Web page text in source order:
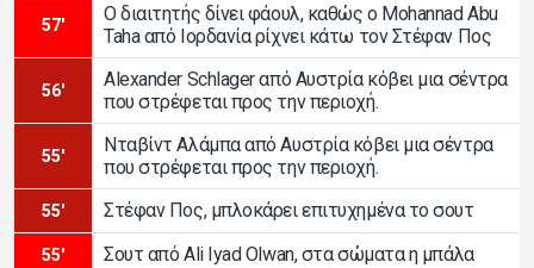
57'
Ο διαιτητής δίνει φάουλ, καθώς ο Mohannad Abu
Taha από Ιορδανία ρίχνει κάτω τον Στέφαν Πος
56'
Alexander Schlager από Αυστρία κόβει μια σέντρα
που στρέφεται προς την περιοχή.
55'
Νταβίντ Αλάμπα από Αυστρία κόβει μια σέντρα
που στρέφεται προς την περιοχή.
55' Στέφαν Πος, μπλοκάρει επιτυχημένα το σουτ
55' Σουτ από Ali Iyad Olwan, στα σώματα η μπάλα